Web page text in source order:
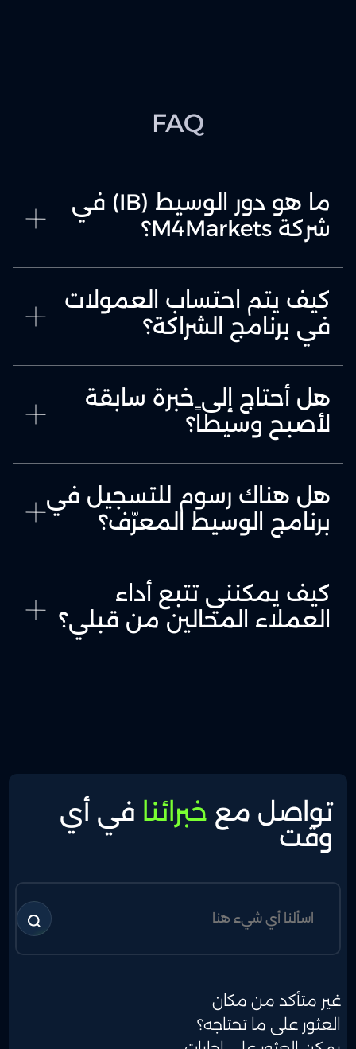
FAQ
ما هو دور الوسيط (IB) في
شركة M4Markets؟
كيف يتم احتساب العمولات
في برنامج الشراكة؟
هل أحتاج إلى خبرة سابقة
لأصبح وسيطاً؟
هل هناك رسوم للتسجيل في
برنامج الوسيط المعرّف؟
كيف يمكنني تتبع أداء
العملاء المحالين من قبلي؟
تواصل مع خبرائنا في أي
وقت
غير متأكد من مكان
العثور على ما تحتاجه؟